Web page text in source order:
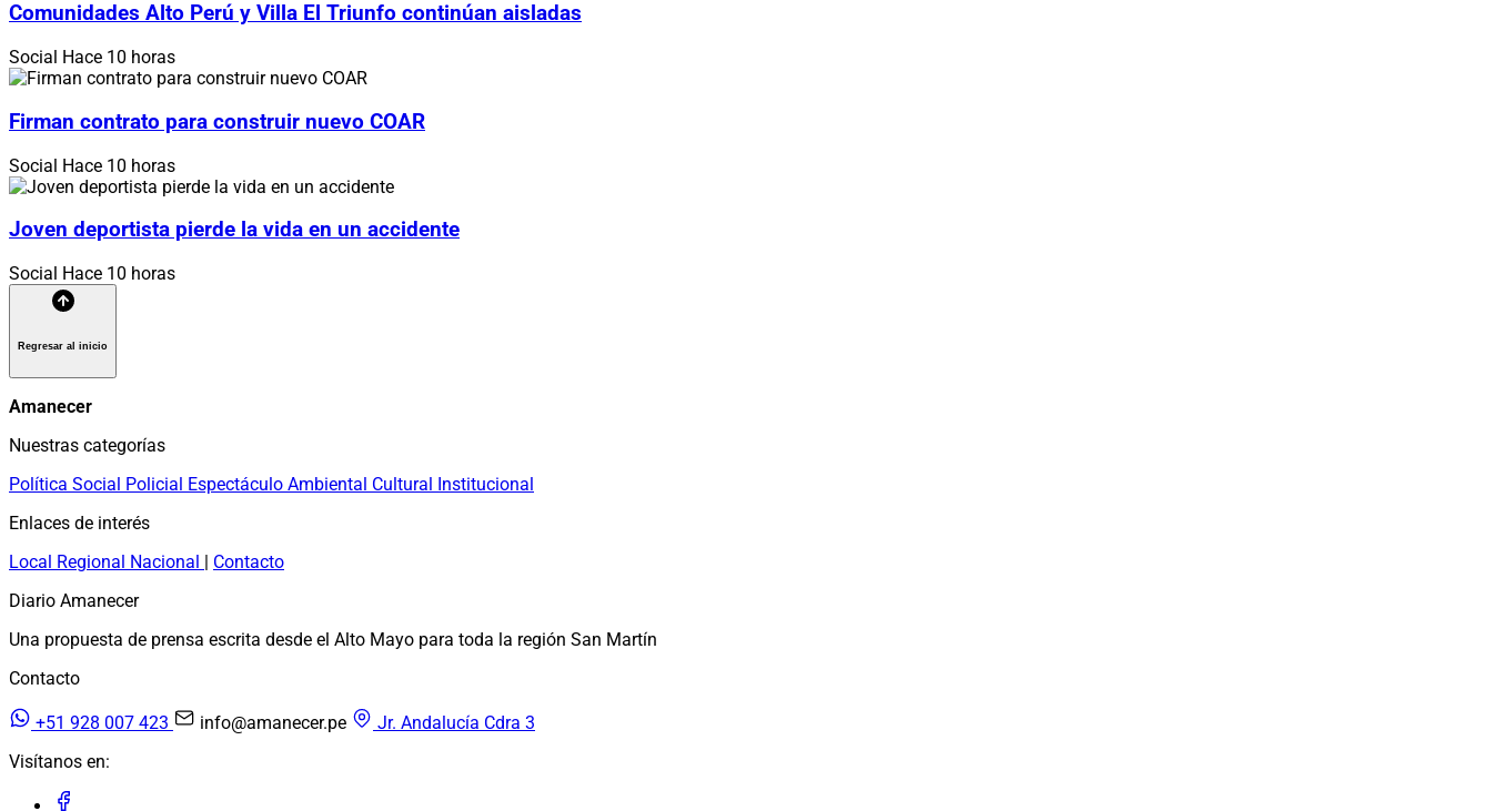
Comunidades Alto Perú y Villa El Triunfo continúan aisladas
Social Hace 10 horas
Firman contrato para construir nuevo COAR
Social Hace 10 horas
Joven deportista pierde la vida en un accidente
Social Hace 10 horas
Regresar al inicio
Amanecer
Nuestras categorías
Política Social Policial Espectáculo Ambiental Cultural Institucional
Enlaces de interés
Local Regional Nacional | Contacto
Diario Amanecer
Una propuesta de prensa escrita desde el Alto Mayo para toda la región San Martín
Contacto
+51 928 007 423 info@amanecer.pe
Jr. Andalucía Cdra 3
Visítanos en: